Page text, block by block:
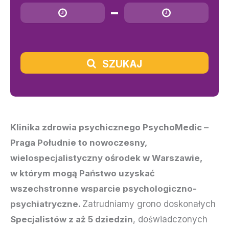
Godzina rozpoczęcia
Godzina zakończenia
SZUKAJ
Klinika zdrowia psychicznego PsychoMedic –
Praga Południe to nowoczesny,
wielospecjalistyczny ośrodek w Warszawie,
w którym mogą Państwo uzyskać
wszechstronne wsparcie psychologiczno-
psychiatryczne. Zatrudniamy grono doskonałych
Specjalistów z aż 5 dziedzin, doświadczonych